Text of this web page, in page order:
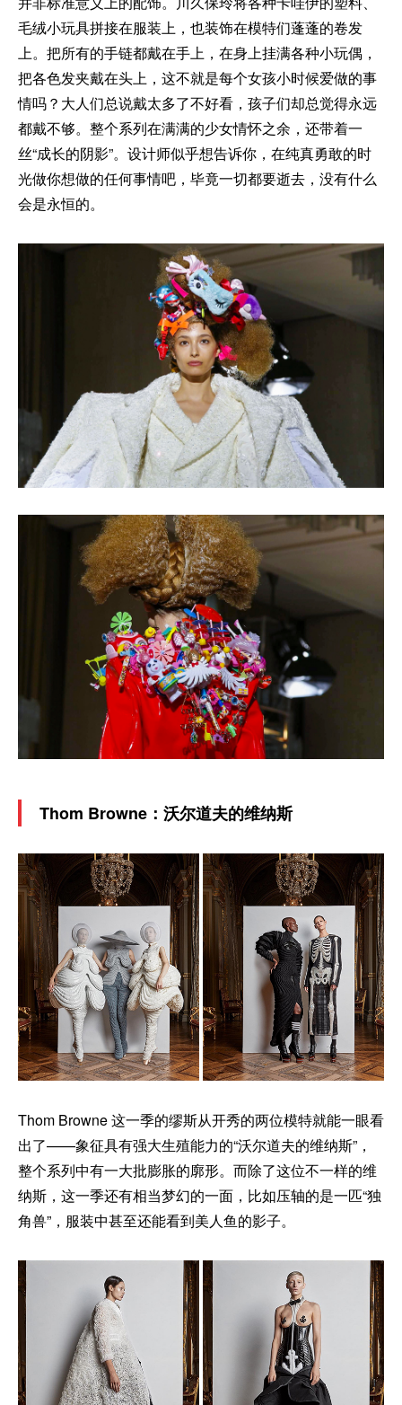
毛绒小玩具拼接在服装上，也装饰在模特们蓬蓬的卷发
上。把所有的手链都戴在手上，在身上挂满各种小玩偶，
把各色发夹戴在头上，这不就是每个女孩小时候爱做的事
情吗？大人们总说戴太多了不好看，孩子们却总觉得永远
都戴不够。整个系列在满满的少女情怀之余，还带着一
丝“成长的阴影”。设计师似乎想告诉你，在纯真勇敢的时
光做你想做的任何事情吧，毕竟一切都要逝去，没有什么
会是永恒的。
Thom Browne：沃尔道夫的维纳斯
Thom Browne 这一季的缪斯从开秀的两位模特就能一眼看
出了——象征具有强大生殖能力的“沃尔道夫的维纳斯”，
整个系列中有一大批膨胀的廓形。而除了这位不一样的维
纳斯，这一季还有相当梦幻的一面，比如压轴的是一匹“独
角兽”，服装中甚至还能看到美人鱼的影子。